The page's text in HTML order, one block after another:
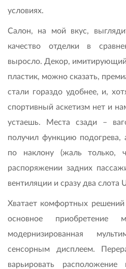
условиях.
Салон, на мой вкус,
качество отделки в
выросло. Декор,
пластик, можно сказать,
стали гораздо удобнее, и,
спортивный аскетизм нет и
устаешь. Места сзади –
получил функцию подогрева,
по наклону (жаль только,
распоряжении задних
вентиляции и сразу два слота
Хватает комфортных
основное
модернизированная
сенсорным дисплеем.
варьировать